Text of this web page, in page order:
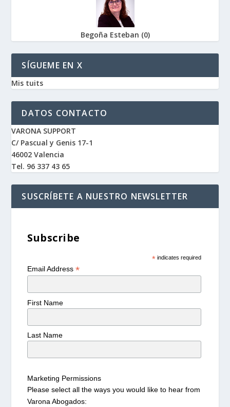
Begoña Esteban (0)
SÍGUEME EN X
Mis tuits
DATOS CONTACTO
VARONA SUPPORT
C/ Pascual y Genis 17-1
46002 Valencia
Tel. 96 337 43 65
SUSCRÍBETE A NUESTRO NEWSLETTER
Subscribe
*indicates required
Email Address*
First Name
Last Name
Marketing Permissions
Please select all the ways you would like to hear from
Varona Abogados: